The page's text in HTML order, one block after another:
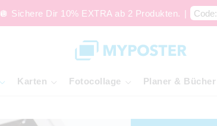
🪩 Sichere Dir 10% EXTRA ab 2 Produkten. | Code:
Karten Fotocollage Planer & Bücher